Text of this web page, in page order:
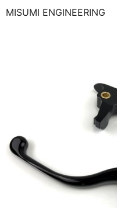
MISUMI ENGINEERING